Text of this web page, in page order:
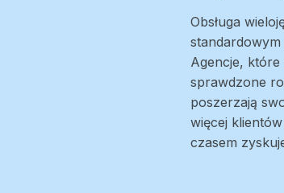
Obsługa
Agencje, które
sprawdzone
poszerzają
więcej
czasem